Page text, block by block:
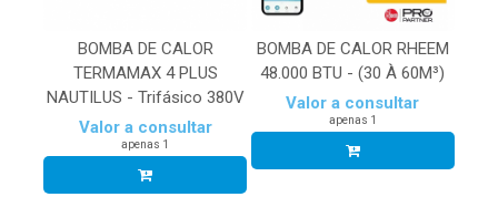
BOMBA DE CALOR
TERMAMAX 4 PLUS
NAUTILUS - Trifásico 380V
Valor a consultar
apenas 1
BOMBA DE CALOR RHEEM
48.000 BTU - (30 À 60M³)
Valor a consultar
apenas 1